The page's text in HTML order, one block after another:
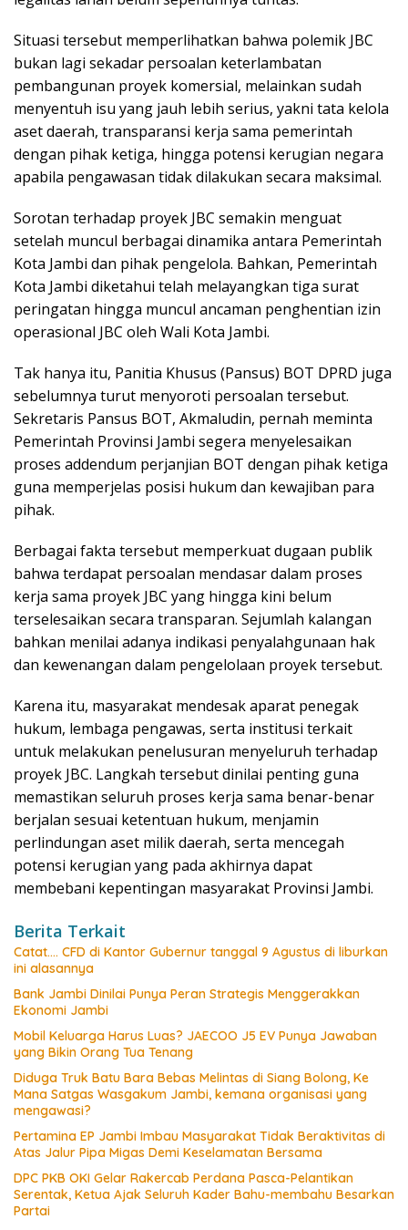
Situasi tersebut memperlihatkan bahwa polemik JBC
bukan lagi sekadar persoalan keterlambatan
pembangunan proyek komersial, melainkan sudah
menyentuh isu yang jauh lebih serius, yakni tata kelola
aset daerah, transparansi kerja sama pemerintah
dengan pihak ketiga, hingga potensi kerugian negara
apabila pengawasan tidak dilakukan secara maksimal.
Sorotan terhadap proyek JBC semakin menguat
setelah muncul berbagai dinamika antara Pemerintah
Kota Jambi dan pihak pengelola. Bahkan, Pemerintah
Kota Jambi diketahui telah melayangkan tiga surat
peringatan hingga muncul ancaman penghentian izin
operasional JBC oleh Wali Kota Jambi.
Tak hanya itu, Panitia Khusus (Pansus) BOT DPRD juga
sebelumnya turut menyoroti persoalan tersebut.
Sekretaris Pansus BOT, Akmaludin, pernah meminta
Pemerintah Provinsi Jambi segera menyelesaikan
proses addendum perjanjian BOT dengan pihak ketiga
guna memperjelas posisi hukum dan kewajiban para
pihak.
Berbagai fakta tersebut memperkuat dugaan publik
bahwa terdapat persoalan mendasar dalam proses
kerja sama proyek JBC yang hingga kini belum
terselesaikan secara transparan. Sejumlah kalangan
bahkan menilai adanya indikasi penyalahgunaan hak
dan kewenangan dalam pengelolaan proyek tersebut.
Karena itu, masyarakat mendesak aparat penegak
hukum, lembaga pengawas, serta institusi terkait
untuk melakukan penelusuran menyeluruh terhadap
proyek JBC. Langkah tersebut dinilai penting guna
memastikan seluruh proses kerja sama benar-benar
berjalan sesuai ketentuan hukum, menjamin
perlindungan aset milik daerah, serta mencegah
potensi kerugian yang pada akhirnya dapat
membebani kepentingan masyarakat Provinsi Jambi.
Berita Terkait
Catat…. CFD di Kantor Gubernur tanggal 9 Agustus di liburkan
ini alasannya
Bank Jambi Dinilai Punya Peran Strategis Menggerakkan
Ekonomi Jambi
Mobil Keluarga Harus Luas? JAECOO J5 EV Punya Jawaban
yang Bikin Orang Tua Tenang
Diduga Truk Batu Bara Bebas Melintas di Siang Bolong, Ke
Mana Satgas Wasgakum Jambi, kemana organisasi yang
mengawasi?
Pertamina EP Jambi Imbau Masyarakat Tidak Beraktivitas di
Atas Jalur Pipa Migas Demi Keselamatan Bersama
DPC PKB OKI Gelar Rakercab Perdana Pasca-Pelantikan
Serentak, Ketua Ajak Seluruh Kader Bahu-membahu Besarkan
Partai